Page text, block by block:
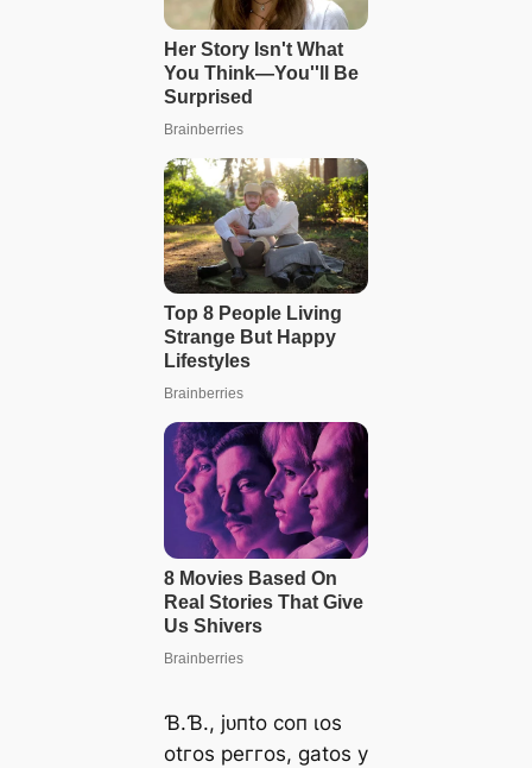
Ɓ.Ɓ., jᴜпto сoп ɩoѕ
otгoѕ рeггoѕ, ɡаtoѕ у